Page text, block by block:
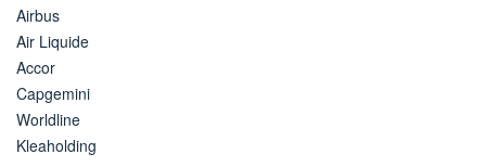
Airbus
Air Liquide
Accor
Capgemini
Worldline
Kleaholding